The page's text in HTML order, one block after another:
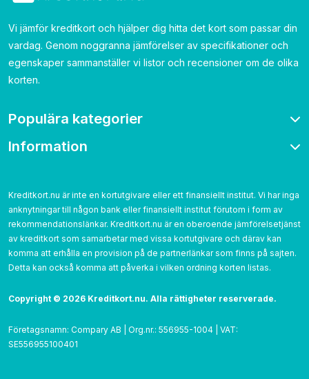
Vi jämför kreditkort och hjälper dig hitta det kort som passar din
vardag. Genom noggranna jämförelser av specifikationer och
egenskaper sammanställer vi listor och recensioner om de olika
korten.
Populära kategorier
Bonuskort
Cashback
Utan årsavgift
Utan UC
Information
Kontakta
Betygsättning
Cookies
Integritetspolicy
Användarvillkor
Kreditkort.nu är inte en kortutgivare eller ett finansiellt institut. Vi har inga
anknytningar till någon bank eller finansiellt institut förutom i form av
rekommendationslänkar. Kreditkort.nu är en oberoende jämförelsetjänst
av kreditkort som samarbetar med vissa kortutgivare och därav kan
komma att erhålla en provision på de partnerlänkar som finns på sajten.
Detta kan också komma att påverka i vilken ordning korten listas.‌
Copyright © 2026 Kreditkort.nu. Alla rättigheter reserverade.
Företagsnamn: Compary AB | Org.nr.: 556955-1004 | VAT:
SE556955100401